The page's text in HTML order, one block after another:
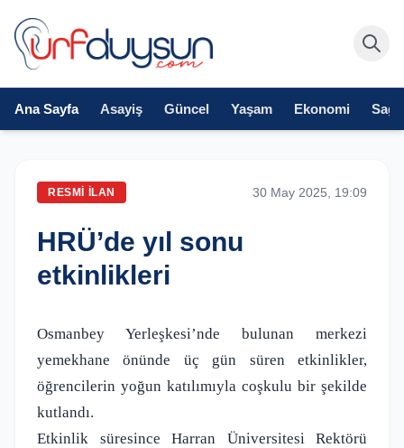
Ana Sayfa Asayiş Güncel Yaşam Ekonomi
RESMI İLAN 30 May 2025, 19:09
HRÜ’de yıl sonu
etkinlikleri
Osmanbey Yerleşkesi’nde bulunan merkezi
yemekhane önünde üç gün süren etkinlikler,
öğrencilerin yoğun katılımıyla coşkulu bir şekilde
kutlandı.
Etkinlik süresince Harran Üniversitesi Rektörü